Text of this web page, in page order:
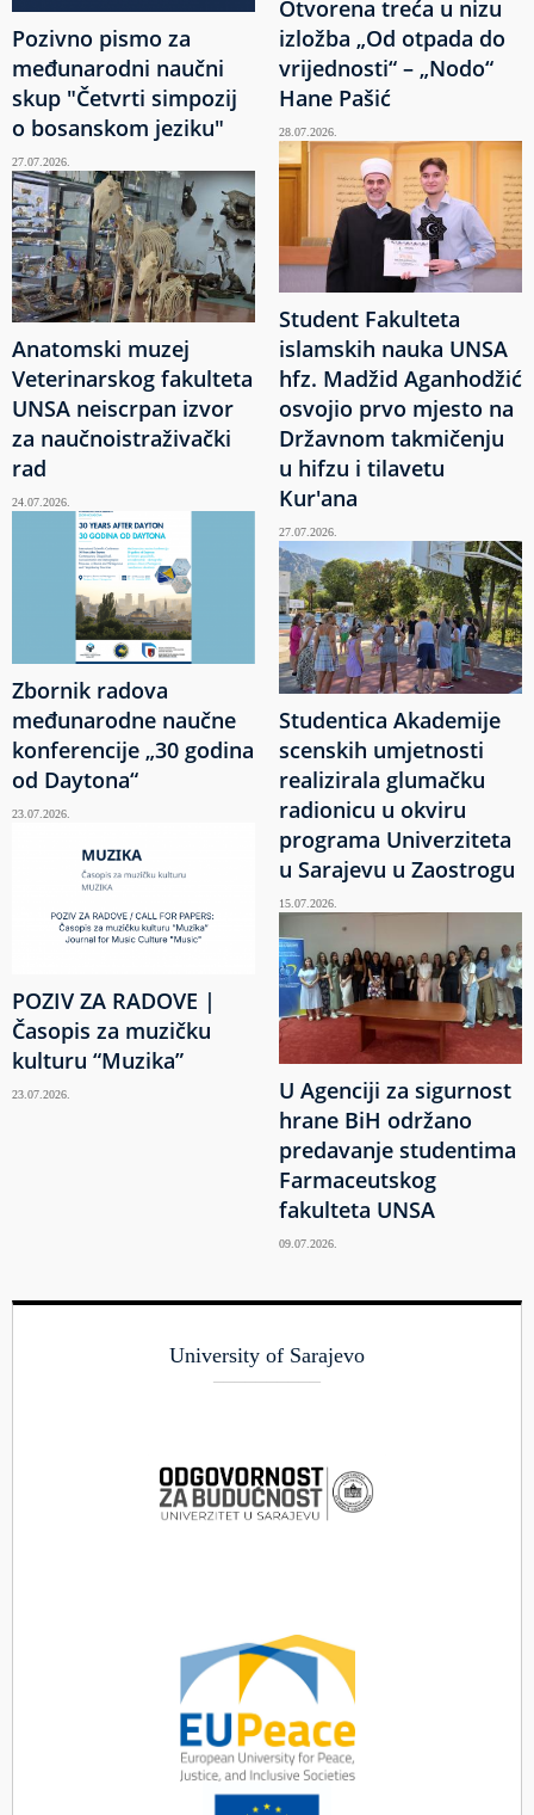
Pozivno pismo za
međunarodni naučni
skup "Četvrti simpozij
o bosanskom jeziku"
27.07.2026.
Anatomski muzej
Veterinarskog fakulteta
UNSA neiscrpan izvor
za naučnoistraživački
rad
24.07.2026.
Zbornik radova
međunarodne naučne
konferencije „30 godina
od Daytona“
23.07.2026.
POZIV ZA RADOVE |
Časopis za muzičku
kulturu “Muzika”
23.07.2026.
Otvorena treća u nizu
izložba „Od otpada do
vrijednosti“ – „Nodo“
Hane Pašić
28.07.2026.
Student Fakulteta
islamskih nauka UNSA
hfz. Madžid Aganhodžić
osvojio prvo mjesto na
Državnom takmičenju
u hifzu i tilavetu
Kur'ana
27.07.2026.
Studentica Akademije
scenskih umjetnosti
realizirala glumačku
radionicu u okviru
programa Univerziteta
u Sarajevu u Zaostrogu
15.07.2026.
U Agenciji za sigurnost
hrane BiH održano
predavanje studentima
Farmaceutskog
fakulteta UNSA
09.07.2026.
University of Sarajevo